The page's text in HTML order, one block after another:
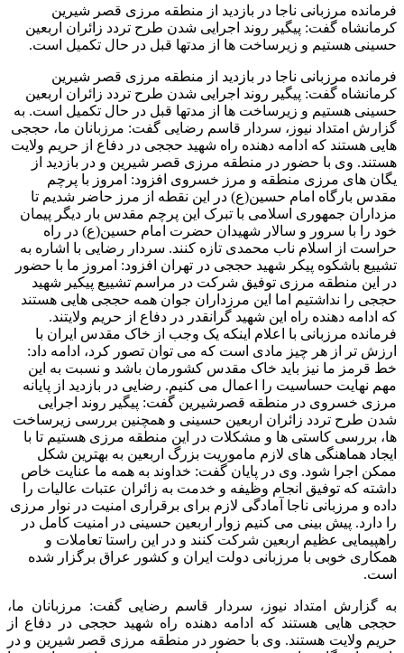
فرمانده مرزبانی ناجا در بازدید از منطقه مرزی قصر شیرین
کرمانشاه گفت: پیگیر روند اجرایی شدن طرح تردد زائران اربعین
حسینی هستیم و زیرساخت ها از مدتها قبل در حال تکمیل است.
فرمانده مرزبانی ناجا در بازدید از منطقه مرزی قصر شیرین
کرمانشاه گفت: پیگیر روند اجرایی شدن طرح تردد زائران اربعین
حسینی هستیم و زیرساخت ها از مدتها قبل در حال تکمیل است. به
گزارش امتداد نیوز، سردار قاسم رضایی گفت: مرزبانان ما، حججی
هایی هستند که ادامه دهنده راه شهید حججی در دفاع از حریم ولایت
هستند. وی با حضور در منطقه مرزی قصر شیرین و در بازدید از
یگان های مرزی منطقه و مرز خسروی افزود: امروز با پرچم
مقدس بارگاه امام حسین(ع) در این نقطه از مرز حاضر شدیم تا
مزداران جمهوری اسلامی با تبرک این پرچم مقدس بار دیگر پیمان
خود را با سرور و سالار شهیدان حضرت امام حسین(ع) در راه
حراست از اسلام ناب محمدی تازه کنند. سردار رضایی با اشاره به
تشییع باشکوه پیکر شهید حججی در تهران افزود: امروز ما با حضور
در این منطقه مرزی توفیق شرکت در مراسم تشییع پیکیر شهید
حججی را نداشتیم اما این مرزداران جوان همه حججی هایی هستند
که ادامه دهنده راه این شهید گرانقدر در دفاع از حریم ولایتند.
فرمانده مرزبانی با اعلام اینکه یک وجب از خاک مقدس ایران با
ارزش تر از هر چیز مادی است که می توان تصور کرد، ادامه داد:
خط قرمز ما نیز باید خاک مقدس کشورمان باشد و نسبت به این
مهم نهایت حساسیت را اعمال می کنیم. رضایی در بازدید از پایانه
مرزی خسروی در منطقه قصرشیرین گفت: پیگیر روند اجرایی
شدن طرح تردد زائران اربعین حسینی و همچنین بررسی زیرساخت
ها، بررسی کاستی ها و مشکلات در این منطقه مرزی هستیم تا با
ایجاد هماهنگی های لازم ماموریت بزرگ اربعین به بهترین شکل
ممکن اجرا شود. وی در پایان گفت: خداوند به همه ما عنایت خاص
داشته که توفیق انجام وظیفه و خدمت به زائران عتبات عالیات را
داده و مرزبانی ناجا آمادگی لازم برای برقراری امنیت در نوار مرزی
را دارد. پیش بینی می کنیم زوار اربعین حسینی در امنیت کامل در
راهپیمایی عظیم اربعین شرکت کنند و در این راستا تعاملات و
همکاری خوبی با مرزبانی دولت ایران و کشور عراق برگزار شده
است.
به گزارش امتداد نیوز، سردار قاسم رضایی گفت: مرزبانان ما،
حججی هایی هستند که ادامه دهنده راه شهید حججی در دفاع از
حریم ولایت هستند. وی با حضور در منطقه مرزی قصر شیرین و در